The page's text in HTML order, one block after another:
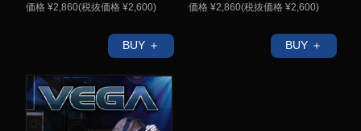
価格 ¥2,860(税抜価格 ¥2,600)
BUY ＋
価格 ¥2,860(税抜価格 ¥2,600)
BUY ＋